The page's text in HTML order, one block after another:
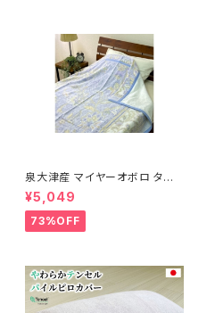
泉大津産 マイヤーオボロ タオ
ルケット 紋柄 日本製 140×200
cm
¥5,049
73%OFF